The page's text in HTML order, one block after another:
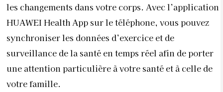
les changements dans votre corps. Avec l’application
HUAWEI Health App sur le téléphone, vous pouvez
synchroniser les données d’exercice et de
surveillance de la santé en temps réel afin de porter
une attention particulière à votre santé et à celle de
votre famille.